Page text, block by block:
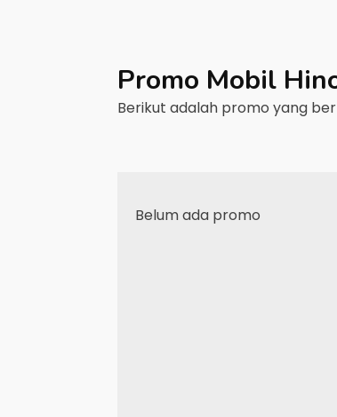
Promo Mobil
Berikut adalah promo yang
Belum ada promo